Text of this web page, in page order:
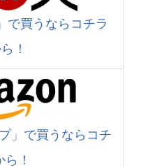
で買うならコチラ
！
」で買うならコチ
ら！